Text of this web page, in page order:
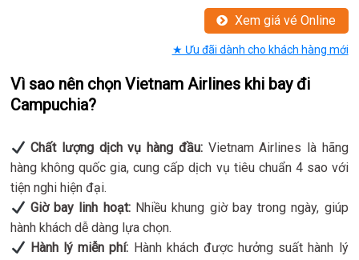
Xem giá vé Online
★ Ưu đãi dành cho khách hàng mới
Vì sao nên chọn Vietnam Airlines khi bay đi
Campuchia?
Chất lượng dịch vụ hàng đầu:Vietnam Airlines là hãng
hàng không quốc gia, cung cấp dịch vụ tiêu chuẩn 4 sao với
tiện nghi hiện đại.
Giờ bay linh hoạt:Nhiều khung giờ bay trong ngày, giúp
hành khách dễ dàng lựa chọn.
Hành lý miễn phí: Hành khách được hưởng suất hành lý